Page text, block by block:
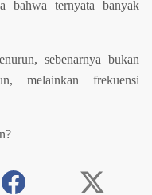
bahwa ternyata banyak
sebenarnya bukan
melainkan frekuensi